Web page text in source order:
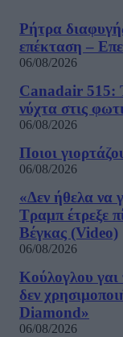
Ρήτρα
επέκταση –
06/08/2026
Canadair 515:
νύχτα στις
06/08/2026
Ποιοι
06/08/2026
«Δεν ήθελα να
Τραμπ έτρεξε
Βέγκας (Video)
06/08/2026
Κούλογλου γαι
δεν
Diamond»
06/08/2026